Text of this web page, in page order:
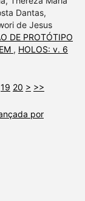
Dantas,
de Jesus
DE PROTÓTIPO
, HOLOS: v. 6
19 20 > >>
por